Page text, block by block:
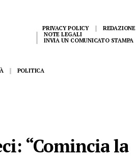
PRIVACY POLICY
REDAZIONE
NOTE LEGALI
INVIA UN COMUNICATO STAMPA
POLITICA
“Comincia la